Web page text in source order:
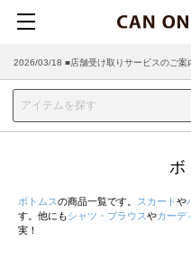
2026/03/18 ■店舗受け取りサービスのご案
ボ
ボトムスの商品一覧です。 スカート や
す。他にもシャツ・ブラウスやカーデ
実！